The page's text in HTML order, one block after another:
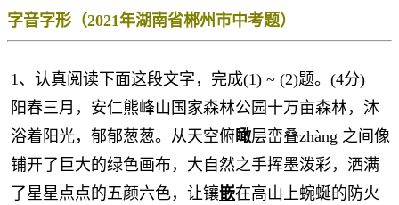
字音字形（2021年湖南省郴州市中考题）
1、认真阅读下面这段文字，完成(1) ~ (2)题。(4分)
阳春三月，安仁熊峰山国家森林公园十万亩森林，沐
浴着阳光，郁郁葱葱。从天空俯瞰层峦叠zhàng 之间像
铺开了巨大的绿色画布，大自然之手挥墨泼彩，洒满
了星星点点的五颜六色，让镶嵌在高山上蜿蜒的防火